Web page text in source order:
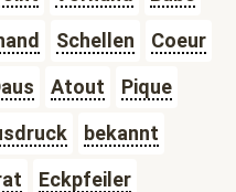
Schellen
Coeur
Atout
Pique
bekannt
Eckpfeiler